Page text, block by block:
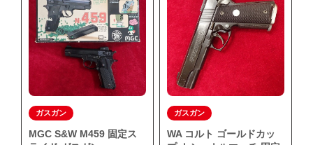
ガスガン
MGC S&W M459 固定ス
ガスガン
WA コルト ゴールドカッ